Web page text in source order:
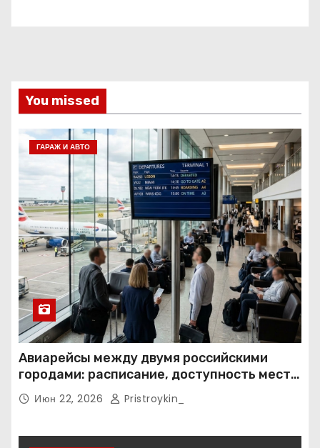
You missed
ГАРАЖ И АВТО
Авиарейсы между двумя российскими
городами: расписание, доступность мест и
тарифные условия
Июн 22, 2026 Pristroykin_